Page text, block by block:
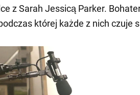
z Sarah Jessicą Parker.
której każde z nich czuje